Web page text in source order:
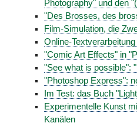
Photography" und den
"Des Brosses, des
Film-Simulation, die
Online-
"Comic Art Effects" in
"See what is possible":
"Photoshop Express":
Im Test: das Buch
Experimentelle Kunst
Kanälen